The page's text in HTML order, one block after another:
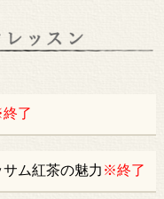
了
サム紅茶の魅力 ※終了